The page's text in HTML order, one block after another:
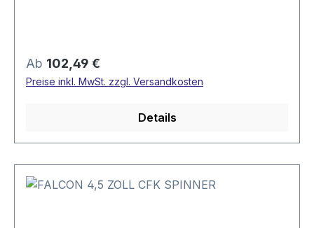
Regulärer Preis:
Ab 102,49 €
Preise inkl. MwSt. zzgl. Versandkosten
Details